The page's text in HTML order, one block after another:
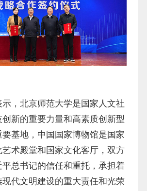
示，北京师范大学是国家人文社
新的重要力量和高素质创新型
要基地，中国国家博物馆是国家
术殿堂和国家文化客厅，双方
总书记的信任和重托，承担着
代文明建设的重大责任和光荣